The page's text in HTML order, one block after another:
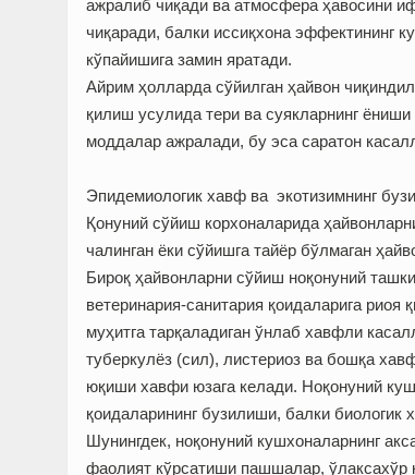
ажралиб чиқади ва атмосфера ҳавосини
чиқаради, балки иссиқхона эффектининг
кўпайишига замин яратади.
Айрим ҳолларда сўйилган ҳайвон
қилиш усулида тери ва суякларнинг
моддалар ажралади, бу эса саратон
Эпидемиологик хавф ва экотизимнинг
Қонуний сўйиш корхоналарида
чалинган ёки сўйишга тайёр бўлмаган
Бироқ ҳайвонларни сўйиш ноқонуний
ветеринария-санитария қоидаларига
муҳитга тарқаладиган ўнлаб хавфли
туберкулёз (сил), листериоз ва бошқа
юқиши хавфи юзага келади. Ноқонуний
қоидаларининг бузилиши, балки биологик
Шунингдек, ноқонуний кушхоналарнинг
фаолият кўрсатиши пашшалар, ўлаксахўр